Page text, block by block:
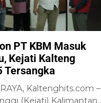
PT KBM Masuk
Kejati Kalteng
Tersangka
Kaltenghits.com –
(Kejati) Kalimantan